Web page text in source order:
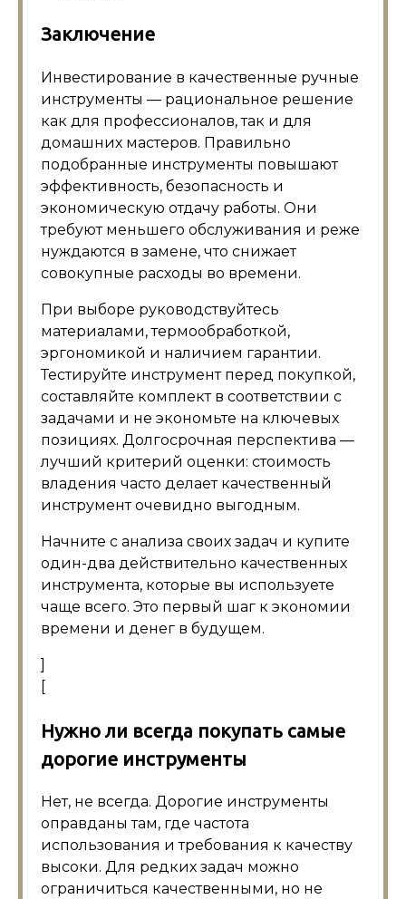
Заключение
Инвестирование в качественные ручные
инструменты — рациональное решение
как для профессионалов, так и для
домашних мастеров. Правильно
подобранные инструменты повышают
эффективность, безопасность и
экономическую отдачу работы. Они
требуют меньшего обслуживания и реже
нуждаются в замене, что снижает
совокупные расходы во времени.
При выборе руководствуйтесь
материалами, термообработкой,
эргономикой и наличием гарантии.
Тестируйте инструмент перед покупкой,
составляйте комплект в соответствии с
задачами и не экономьте на ключевых
позициях. Долгосрочная перспектива —
лучший критерий оценки: стоимость
владения часто делает качественный
инструмент очевидно выгодным.
Начните с анализа своих задач и купите
один-два действительно качественных
инструмента, которые вы используете
чаще всего. Это первый шаг к экономии
времени и денег в будущем.
]
[
Нужно ли всегда покупать самые
дорогие инструменты
Нет, не всегда. Дорогие инструменты
оправданы там, где частота
использования и требования к качеству
высоки. Для редких задач можно
ограничиться качественными, но не